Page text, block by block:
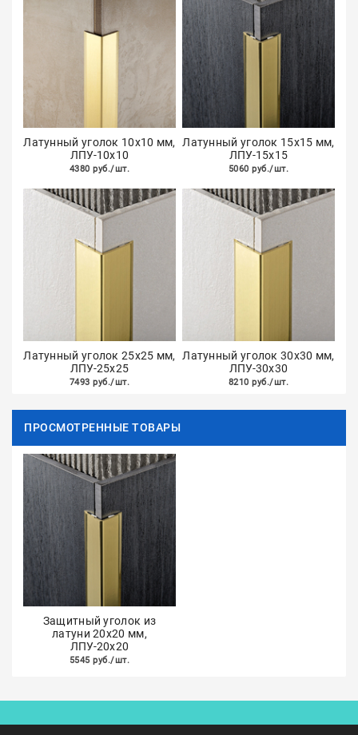
Латунный уголок 10х10 мм,
ЛПУ-10х10
4380 руб./шт.
Латунный уголок 15х15 мм,
ЛПУ-15х15
5060 руб./шт.
Латунный уголок 25х25 мм,
ЛПУ-25х25
7493 руб./шт.
Латунный уголок 30х30 мм,
ЛПУ-30х30
8210 руб./шт.
ПРОСМОТРЕННЫЕ ТОВАРЫ
Защитный уголок из
латуни 20х20 мм,
ЛПУ-20х20
5545 руб./шт.